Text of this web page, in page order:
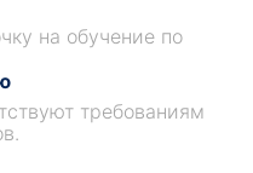
на обучение по
требованиям